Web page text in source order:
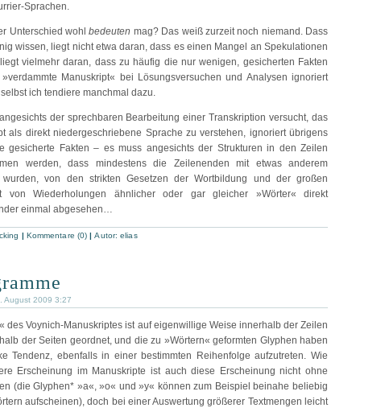
Sprachen.
Unterschied wohlbedeuten mag? Das weiß zurzeit noch niemand. Dass
wissen, liegt nicht etwa daran, dass es einen Mangel an Spekulationen
vielmehr daran, dass zu häufig die nur wenigen, gesicherten Fakten
Manuskript« bei Lösungsversuchen und Analysen ignoriert
ich tendiere manchmal dazu.
der sprechbaren Bearbeitung einer Transkription versucht, das
als direkt niedergeschriebene Sprache zu verstehen, ignoriert übrigens
gesicherte Fakten – es muss angesichts der Strukturen in den Zeilen
werden, dass mindestens die Zeilenenden mit etwas anderem
wurden, von den strikten Gesetzen der Wortbildung und der großen
von Wiederholungen ähnlicher oder gar gleicher »Wörter« direkt
einmal abgesehen…
| Kommentare (0) |Autor:elias
August 2009 3:27
des Voynich-Manuskriptes ist auf eigenwillige Weise innerhalb der Zeilen
der Seiten geordnet, und die zu »Wörtern« geformten Glyphen haben
Tendenz, ebenfalls in einer bestimmten Reihenfolge aufzutreten. Wie
Erscheinung im Manuskripte ist auch diese Erscheinung nicht ohne
(die Glyphen* »a«, »o« und »y« können zum Beispiel beinahe beliebig
aufscheinen), doch bei einer Auswertung größerer Textmengen leicht